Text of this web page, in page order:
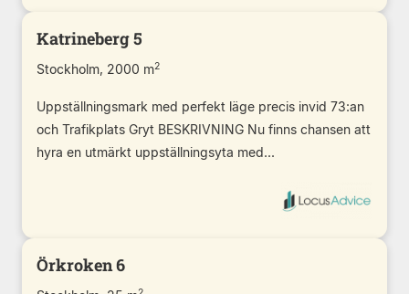
Katrineberg 5
Stockholm, 2000 m2
Uppställningsmark med perfekt läge precis invid 73:an
och Trafikplats Gryt BESKRIVNING Nu finns chansen att
hyra en utmärkt uppställningsyta med...
Örkroken 6